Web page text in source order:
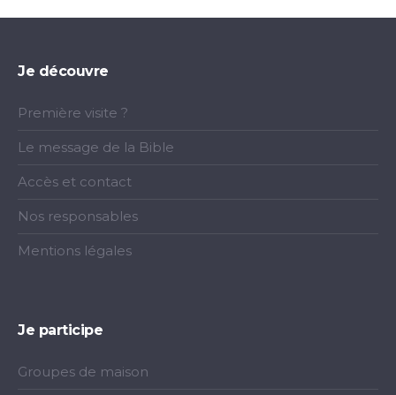
Je découvre
Première visite ?
Le message de la Bible
Accès et contact
Nos responsables
Mentions légales
Je participe
Groupes de maison